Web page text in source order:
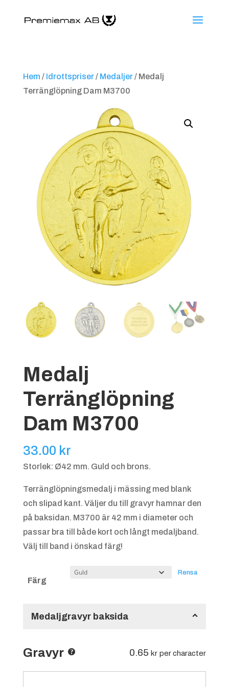
Hem / Idrottspriser/ Medaljer/ Medalj
Terränglöpning Dam M3700
Medalj
Terränglöpning
Dam M3700
33.00 kr
Storlek: Ø42 mm. Guld och brons.
Terränglöpningsmedalj i mässing med blank
och slipad kant. Väljer du till gravyr hamnar den
på baksidan. M3700 är 42 mm i diameter och
passar bra till både kort och långt medaljband.
Välj till band i önskad färg!
Färg
Rensa
Medaljgravyr baksida
Gravyr 0.65kr per character